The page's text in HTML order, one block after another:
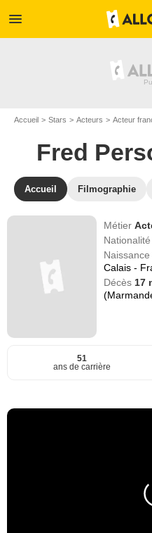
menu
Accueil Stars Acteurs Acteur
Fred
Accueil Filmographie
Métier
Nationalité
Calais -
Décès 17
51
ans de carrière